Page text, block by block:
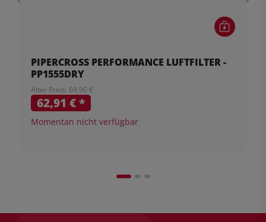
PIPERCROSS PERFORMANCE LUFTFILTER -
PP1555DRY
Alter Preis: 69,90 €
62,91 €*
Momentan nicht verfügbar